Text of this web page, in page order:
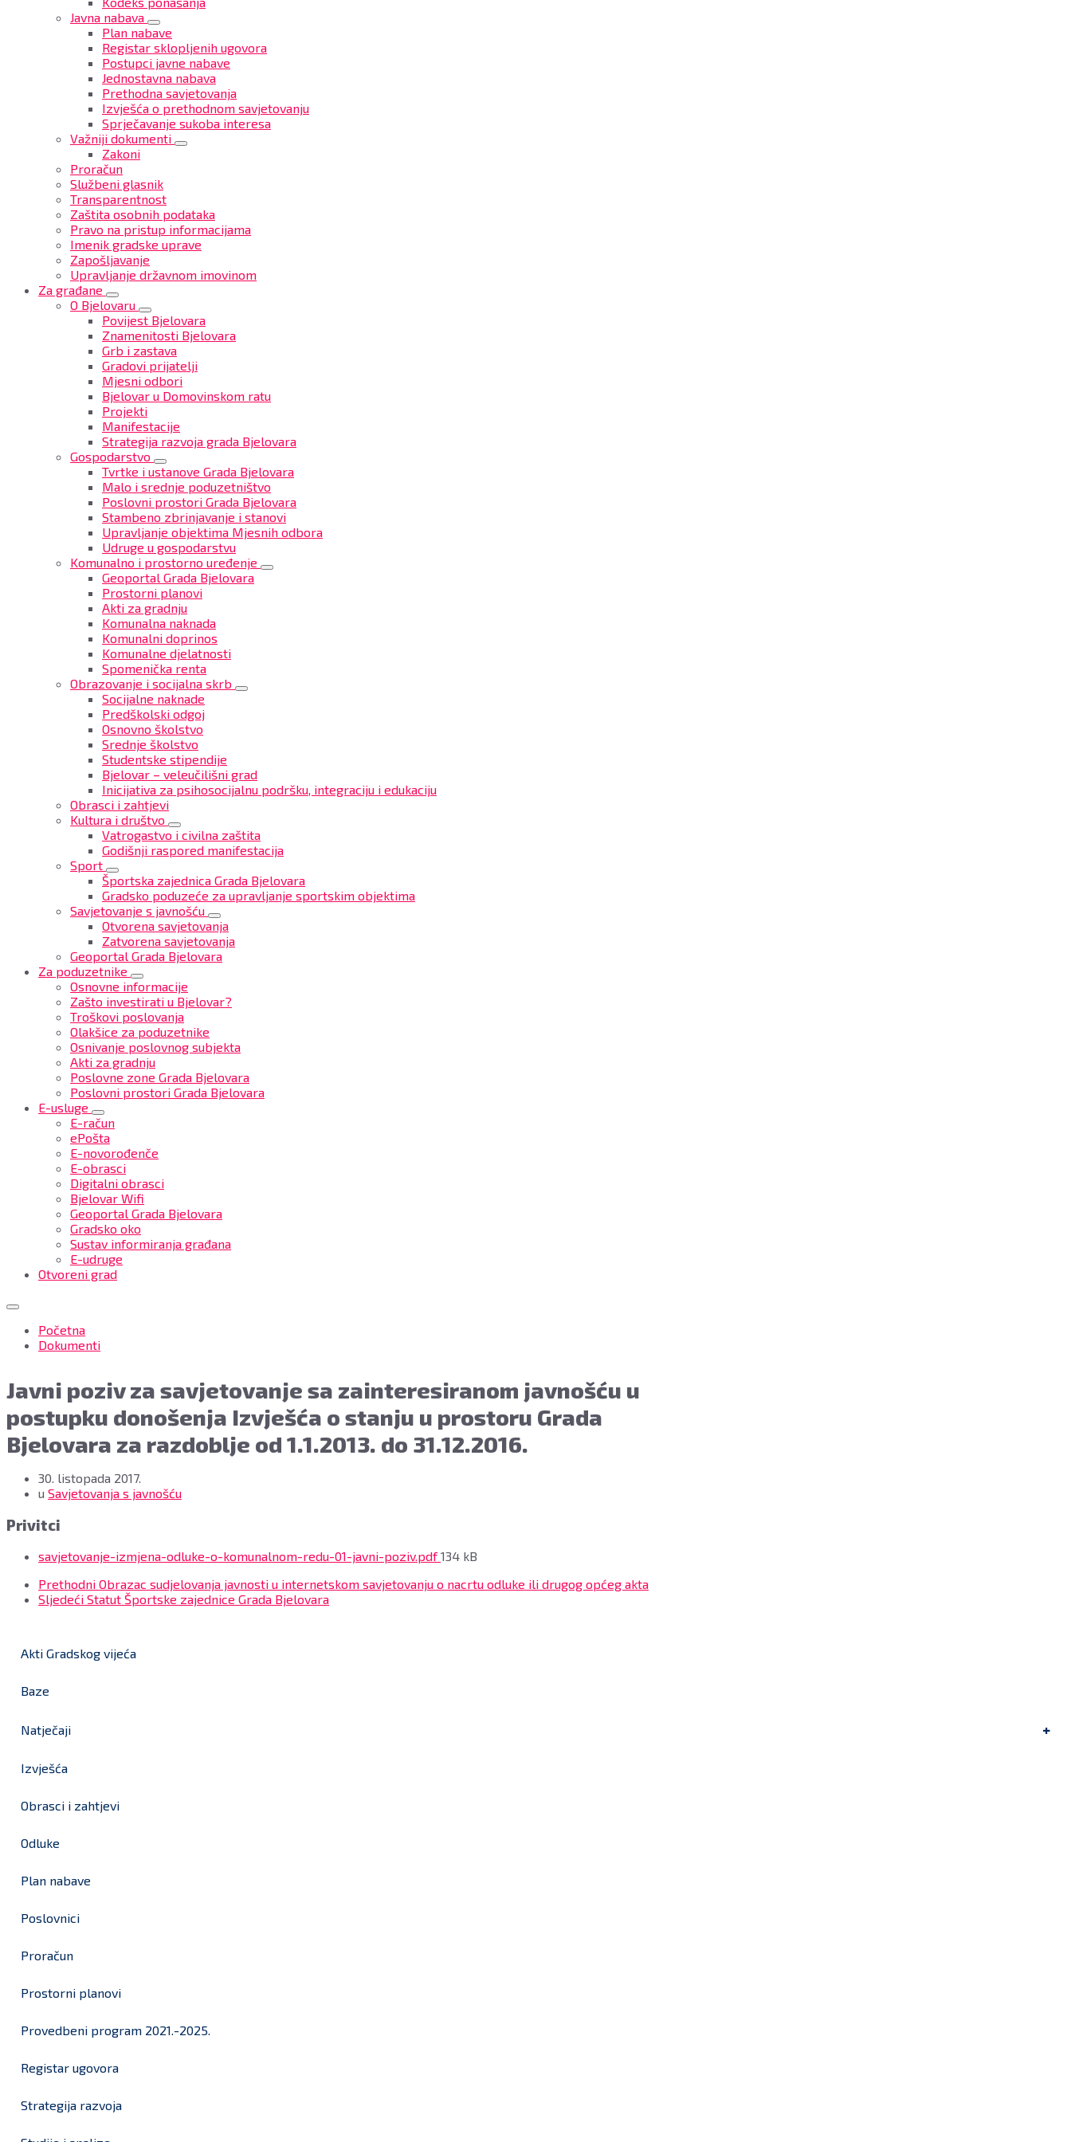
Javna nabava
Plan nabave
Registar sklopljenih ugovora
Postupci javne nabave
Jednostavna nabava
Prethodna savjetovanja
Izvješća o prethodnom savjetovanju
Sprječavanje sukoba interesa
Važniji dokumenti
Zakoni
Proračun
Službeni glasnik
Transparentnost
Zaštita osobnih podataka
Pravo na pristup informacijama
Imenik gradske uprave
Zapošljavanje
Upravljanje državnom imovinom
Za građane
O Bjelovaru
Povijest Bjelovara
Znamenitosti Bjelovara
Grb i zastava
Gradovi prijatelji
Mjesni odbori
Bjelovar u Domovinskom ratu
Projekti
Manifestacije
Strategija razvoja grada Bjelovara
Gospodarstvo
Tvrtke i ustanove Grada Bjelovara
Malo i srednje poduzetništvo
Poslovni prostori Grada Bjelovara
Stambeno zbrinjavanje i stanovi
Upravljanje objektima Mjesnih odbora
Udruge u gospodarstvu
Komunalno i prostorno uređenje
Geoportal Grada Bjelovara
Prostorni planovi
Akti za gradnju
Komunalna naknada
Komunalni doprinos
Komunalne djelatnosti
Spomenička renta
Obrazovanje i socijalna skrb
Socijalne naknade
Predškolski odgoj
Osnovno školstvo
Srednje školstvo
Studentske stipendije
Bjelovar – veleučilišni grad
Inicijativa za psihosocijalnu podršku, integraciju i edukaciju
Obrasci i zahtjevi
Kultura i društvo
Vatrogastvo i civilna zaštita
Godišnji raspored manifestacija
Sport
Športska zajednica Grada Bjelovara
Gradsko poduzeće za upravljanje sportskim objektima
Savjetovanje s javnošću
Otvorena savjetovanja
Zatvorena savjetovanja
Geoportal Grada Bjelovara
Za poduzetnike
Osnovne informacije
Zašto investirati u Bjelovar?
Troškovi poslovanja
Olakšice za poduzetnike
Osnivanje poslovnog subjekta
Akti za gradnju
Poslovne zone Grada Bjelovara
Poslovni prostori Grada Bjelovara
E-usluge
E-račun
ePošta
E-novorođenče
E-obrasci
Digitalni obrasci
Bjelovar Wifi
Geoportal Grada Bjelovara
Gradsko oko
Sustav informiranja građana
E-udruge
Otvoreni grad
Početna
Dokumenti
Javni poziv za savjetovanje sa zainteresiranom javnošću u
postupku donošenja Izvješća o stanju u prostoru Grada
Bjelovara za razdoblje od 1.1.2013. do 31.12.2016.
30. listopada 2017.
u Savjetovanja s javnošću
Privitci
savjetovanje-izmjena-odluke-o-komunalnom-redu-01-javni-poziv.pdfFile
134 kB
Prethodni Obrazac sudjelovanja javnosti u internetskom savjetovanju o nacrtu odluke ili drugog općeg akta
Sljedeći Statut Športske zajednice Grada Bjelovara
Akti Gradskog vijeća
Baze
Natječaji
Izvješća
Obrasci i zahtjevi
Odluke
Plan nabave
Poslovnici
Proračun
Prostorni planovi
Provedbeni program 2021.-2025.
Registar ugovora
Strategija razvoja